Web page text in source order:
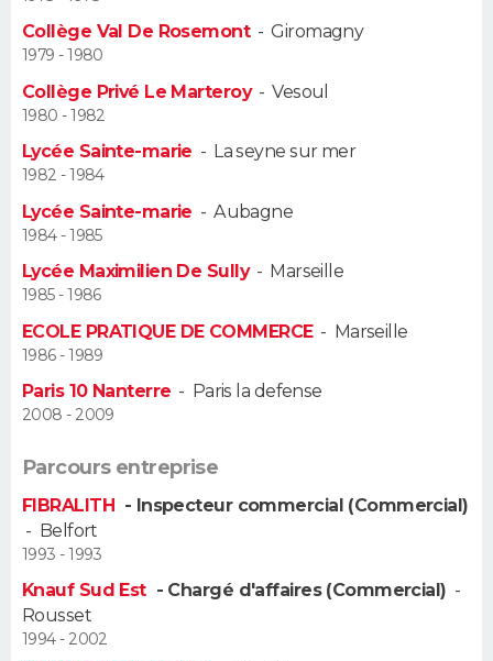
Alimentation
Guide de la santé
Maladies
Médicaments
Sommeil
VOYAGE
Destinations
City break
Voyage nature
Voyage de noces
Forum
Climat
+
PHOTO
GUIDES D'ACHAT
BONS PLANS
Carte de Noël
Carte Bonne année
Carte Saint-Valentin
Carte Pâques
Carte d'anniversaire
Dictionnaire
Biographies
Citations
Expressions
Proverbes
PROGRAMME TV
COPAINS D'AVANT
AVIS DE DÉCÈS
FORUM
Bricolage
Lifestyle
Culture
Sport
Auto
Television
Voyage
Cinema
Collège Val De Rosemont-Giromagny
1979 - 1980
Collège Privé Le Marteroy-Vesoul
1980 - 1982
Lycée Sainte-marie - La seyne sur mer
1982 - 1984
Lycée Sainte-marie -Aubagne
1984 - 1985
Lycée Maximilien De Sully- Marseille
1985 - 1986
ECOLE PRATIQUE DE COMMERCE- Marseille
1986 - 1989
Paris 10 Nanterre - Paris la defense
2008 - 2009
Parcours entreprise
FIBRALITH - Inspecteur commercial (Commercial)
- Belfort
1993 - 1993
Knauf Sud Est - Chargé d'affaires (Commercial) -
Rousset
1994 - 2002